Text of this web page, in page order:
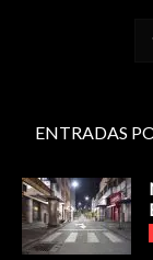
ENTRADAS